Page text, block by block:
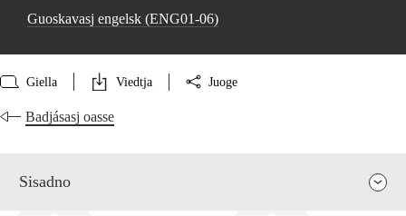
Guoskavasj engelsk (ENG01‑06)
Giella Viedtja Juoge
Badjásasj oasse
Sisadno